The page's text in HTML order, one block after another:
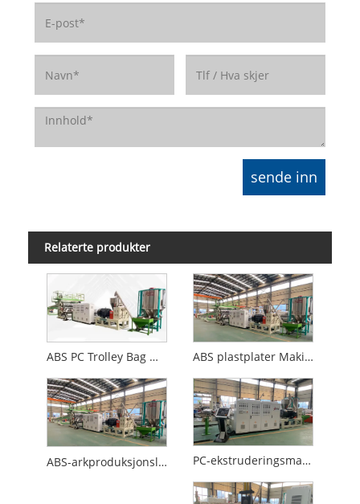
Relaterte produkter
ABS PC Trolley Bag Making Machine ABS plastplater Making Machine
ABS-arkproduksjonslinje PC-ekstruderingsmaskin for plastplater